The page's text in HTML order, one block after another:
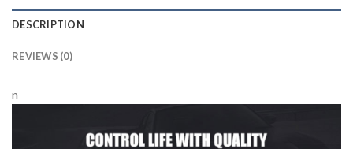
DESCRIPTION
REVIEWS (0)
n